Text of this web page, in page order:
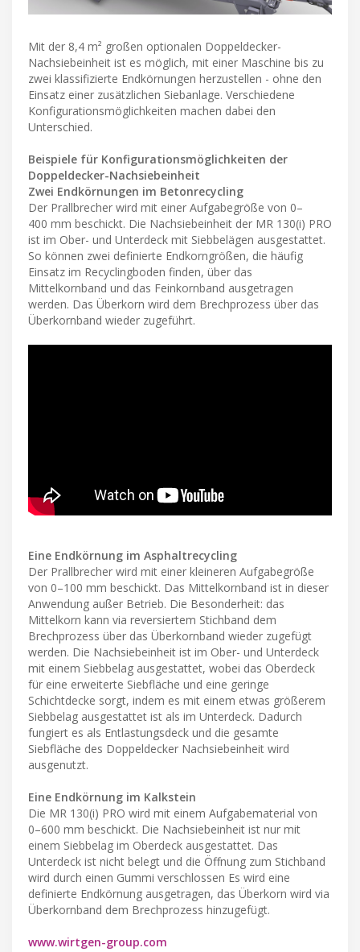
Mit der 8,4 m² großen optionalen Doppeldecker-
Nachsiebeinheit ist es möglich, mit einer Maschine bis zu
zwei klassifizierte Endkörnungen herzustellen - ohne den
Einsatz einer zusätzlichen Siebanlage. Verschiedene
Konfigurationsmöglichkeiten machen dabei den
Unterschied.
Beispiele für Konfigurationsmöglichkeiten der
Doppeldecker-Nachsiebeinheit
Zwei Endkörnungen im Betonrecycling
Der Prallbrecher wird mit einer Aufgabegröße von 0–
400 mm beschickt. Die Nachsiebeinheit der MR 130(i) PRO
ist im Ober- und Unterdeck mit Siebbelägen ausgestattet.
So können zwei definierte Endkorngrößen, die häufig
Einsatz im Recyclingboden finden, über das
Mittelkornband und das Feinkornband ausgetragen
werden. Das Überkorn wird dem Brechprozess über das
Überkornband wieder zugeführt.
Eine Endkörnung im Asphaltrecycling
Der Prallbrecher wird mit einer kleineren Aufgabegröße
von 0–100 mm beschickt. Das Mittelkornband ist in dieser
Anwendung außer Betrieb. Die Besonderheit: das
Mittelkorn kann via reversiertem Stichband dem
Brechprozess über das Überkornband wieder zugefügt
werden. Die Nachsiebeinheit ist im Ober- und Unterdeck
mit einem Siebbelag ausgestattet, wobei das Oberdeck
für eine erweiterte Siebfläche und eine geringe
Schichtdecke sorgt, indem es mit einem etwas größerem
Siebbelag ausgestattet ist als im Unterdeck. Dadurch
fungiert es als Entlastungsdeck und die gesamte
Siebfläche des Doppeldecker Nachsiebeinheit wird
ausgenutzt.
Eine Endkörnung im Kalkstein
Die MR 130(i) PRO wird mit einem Aufgabematerial von
0–600 mm beschickt. Die Nachsiebeinheit ist nur mit
einem Siebbelag im Oberdeck ausgestattet. Das
Unterdeck ist nicht belegt und die Öffnung zum Stichband
wird durch einen Gummi verschlossen Es wird eine
definierte Endkörnung ausgetragen, das Überkorn wird via
Überkornband dem Brechprozess hinzugefügt.
www.wirtgen-group.com